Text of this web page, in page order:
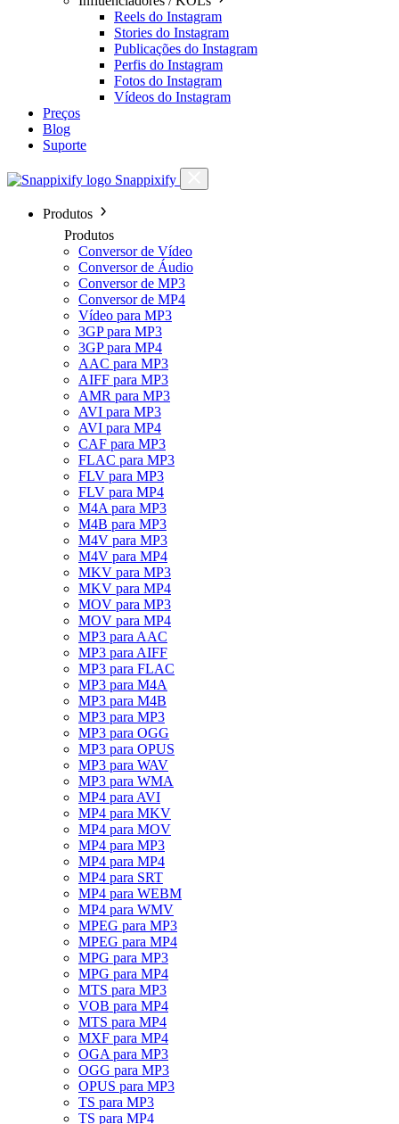
Reels do Instagram
Stories do Instagram
Publicações do Instagram
Perfis do Instagram
Fotos do Instagram
Vídeos do Instagram
Preços
Blog
Suporte
Snappixify
Produtos
Produtos
Conversor de Vídeo
Conversor de Áudio
Conversor de MP3
Conversor de MP4
Vídeo para MP3
3GP para MP3
3GP para MP4
AAC para MP3
AIFF para MP3
AMR para MP3
AVI para MP3
AVI para MP4
CAF para MP3
FLAC para MP3
FLV para MP3
FLV para MP4
M4A para MP3
M4B para MP3
M4V para MP3
M4V para MP4
MKV para MP3
MKV para MP4
MOV para MP3
MOV para MP4
MP3 para AAC
MP3 para AIFF
MP3 para FLAC
MP3 para M4A
MP3 para M4B
MP3 para MP3
MP3 para OGG
MP3 para OPUS
MP3 para WAV
MP3 para WMA
MP4 para AVI
MP4 para MKV
MP4 para MOV
MP4 para MP3
MP4 para MP4
MP4 para SRT
MP4 para WEBM
MP4 para WMV
MPEG para MP3
MPEG para MP4
MPG para MP3
MPG para MP4
MTS para MP3
VOB para MP4
MTS para MP4
MXF para MP4
OGA para MP3
OGG para MP3
OPUS para MP3
TS para MP3
TS para MP4